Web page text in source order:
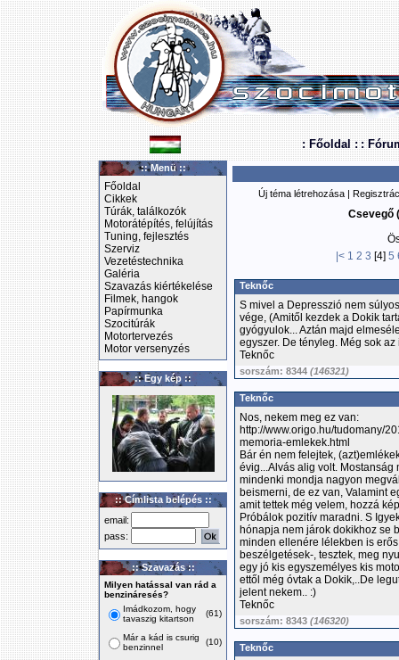
: Főoldal : :
:: Menü ::
Főoldal
Cikkek
Túrák, találkozók
Motorátépítés, felújítás
Tuning, fejlesztés
Szerviz
Vezetéstechnika
Galéria
Szavazás kiértékelése
Filmek, hangok
Papírmunka
Szocitúrák
Motortervezés
Motor versenyzés
:: Egy kép ::
:: Címlista belépés ::
email:
pass:
:: Szavazás ::
Milyen hatással van rád a
benzináresés?
Imádkozom, hogy
tavaszig kitartson
(61)
Már a kád is csurig
benzinnel
(10)
Új téma létrehozása |
Csevegő
|< 1 2 3 [4] 5
Teknőc
S mivel a Depresszió nem
vége, (Amitől kezdek a Dokik
gyógyulok... Aztán majd
egyszer. De tényleg. Még sok az
Teknőc
sorszám: 8344 (146321)
Teknőc
Nos, nekem meg ez van:
http://www.origo.hu/tudomany/
memoria-emlekek.html
Bár én nem felejtek,
évig...Alvás alig volt. Mostanság
mindenki mondja nagyon
beismerni, de ez van, Valamint
amit tettek még velem, hozzá
Próbálok pozitív maradni. S
hónapja nem járok dokikhoz se
minden ellenére lélekben is
beszélgetések-, tesztek, meg
egy jó kis egyszemélyes kis
ettől még óvtak a Dokik,..De
jelent nekem.. :)
Teknőc
sorszám: 8343 (146320)
Teknőc